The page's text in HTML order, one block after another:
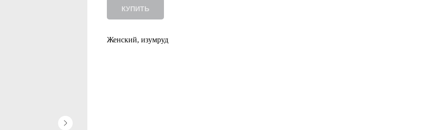
КУПИТЬ
Женский, изумруд